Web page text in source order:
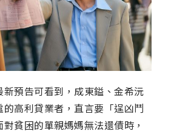
預告可看到，成東鎰、金希沅
高利貸業者，直言要「逞凶鬥
貧困的單親媽媽無法還債時，